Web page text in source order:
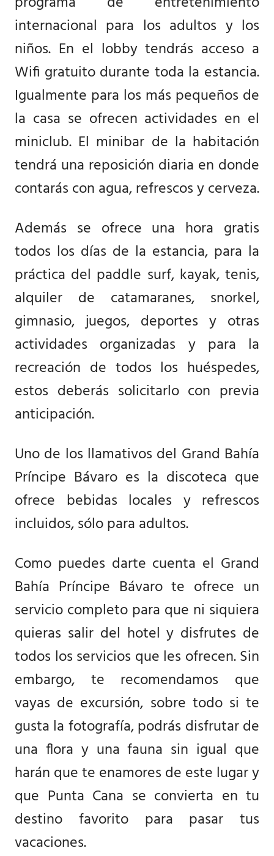
internacional para los adultos y los
niños. En el lobby tendrás acceso a
Wifi gratuito durante toda la estancia.
Igualmente para los más pequeños de
la casa se ofrecen actividades en el
miniclub. El minibar de la habitación
tendrá una reposición diaria en donde
contarás con agua, refrescos y cerveza.
Además se ofrece una hora gratis
todos los días de la estancia, para la
práctica del paddle surf, kayak, tenis,
alquiler de catamaranes, snorkel,
gimnasio, juegos, deportes y otras
actividades organizadas y para la
recreación de todos los huéspedes,
estos deberás solicitarlo con previa
anticipación.
Uno de los llamativos del Grand Bahía
Príncipe Bávaro es la discoteca que
ofrece bebidas locales y refrescos
incluidos, sólo para adultos.
Como puedes darte cuenta el Grand
Bahía Príncipe Bávaro te ofrece un
servicio completo para que ni siquiera
quieras salir del hotel y disfrutes de
todos los servicios que les ofrecen. Sin
embargo, te recomendamos que
vayas de excursión, sobre todo si te
gusta la fotografía, podrás disfrutar de
una flora y una fauna sin igual que
harán que te enamores de este lugar y
que Punta Cana se convierta en tu
destino favorito para pasar tus
vacaciones.